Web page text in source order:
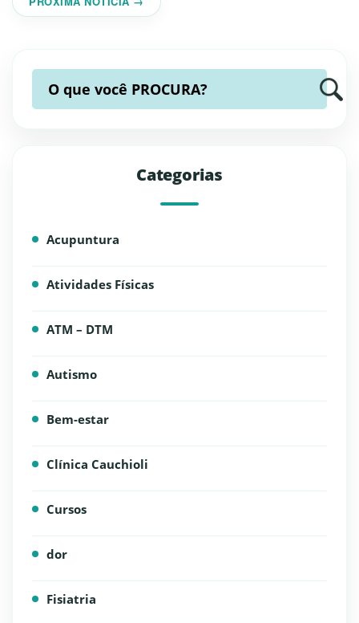
O que você PROCURA?
Categorias
Acupuntura
Atividades Físicas
ATM – DTM
Autismo
Bem-estar
Clínica Cauchioli
Cursos
dor
Fisiatria